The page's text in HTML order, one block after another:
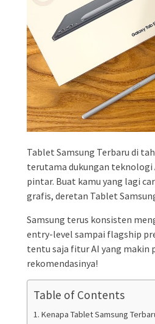
Tablet Samsung Terbaru di
terutama dukungan teknologi
pintar. Buat kamu yang lagi
grafis, deretan Tablet
Samsung terus konsisten
entry-level sampai flagship
tentu saja fitur AI yang makin
rekomendasinya!
Table of Contents
Kenapa Tablet Samsung